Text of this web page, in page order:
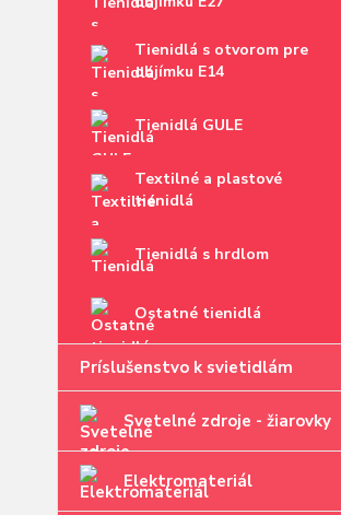
Tienidlá s otvorom pre
objímku E14
Tienidlá GULE
Textilné a plastové
tienidlá
Tienidlá s hrdlom
Ostatné tienidlá
Príslušenstvo k svietidlám
Svetelné zdroje - žiarovky
Elektromateriál